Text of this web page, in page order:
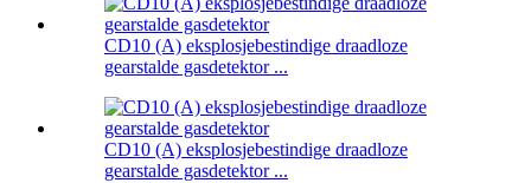
CD10 (A) eksplosjebestindige draadloze
gearstalde gasdetektor ...
CD10 (A) eksplosjebestindige draadloze
gearstalde gasdetektor ...